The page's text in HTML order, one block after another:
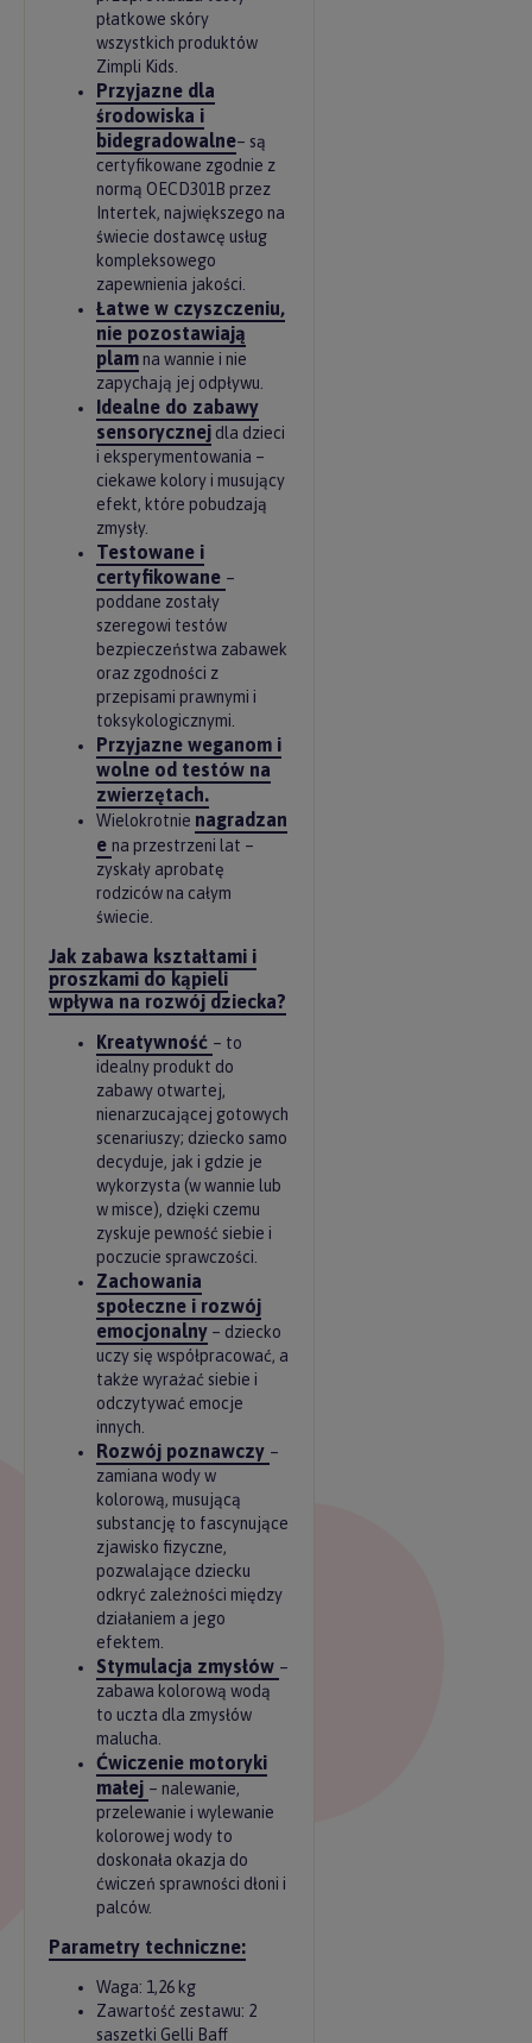
płatkowe skóry
wszystkich produktów
Zimpli Kids.
Przyjazne dla
środowiska i
bidegradowalne– są
certyfikowane zgodnie z
normą OECD301B przez
Intertek, największego na
świecie dostawcę usług
kompleksowego
zapewnienia jakości.
Łatwe w czyszczeniu,
nie pozostawiają
plamna wannie i nie
zapychają jej odpływu.
Idealne do zabawy
sensorycznej dla dzieci
i eksperymentowania –
ciekawe kolory i musujący
efekt, które pobudzają
zmysły.
Testowane i
certyfikowane –
poddane zostały
szeregowi testów
bezpieczeństwa zabawek
oraz zgodności z
przepisami prawnymi i
toksykologicznymi.
Przyjazne weganom i
wolne od testów na
zwierzętach.
Wielokrotnie nagradzan
e na przestrzeni lat –
zyskały aprobatę
rodziców na całym
świecie.
Jak zabawa kształtami i
proszkami do kąpieli
wpływa na rozwój dziecka?
Kreatywność – to
idealny produkt do
zabawy otwartej,
nienarzucającej gotowych
scenariuszy; dziecko samo
decyduje, jak i gdzie je
wykorzysta (w wannie lub
w misce), dzięki czemu
zyskuje pewność siebie i
poczucie sprawczości.
Zachowania
społeczne i rozwój
emocjonalny – dziecko
uczy się współpracować, a
także wyrażać siebie i
odczytywać emocje
innych.
Rozwój poznawczy –
zamiana wody w
kolorową, musującą
substancję to fascynujące
zjawisko fizyczne,
pozwalające dziecku
odkryć zależności między
działaniem a jego
efektem.
Stymulacja zmysłów –
zabawa kolorową wodą
to uczta dla zmysłów
malucha.
Ćwiczenie motoryki
małej – nalewanie,
przelewanie i wylewanie
kolorowej wody to
doskonała okazja do
ćwiczeń sprawności dłoni i
palców.
Parametry techniczne:
Waga: 1,26 kg
Zawartość zestawu: 2
saszetki Gelli Baff